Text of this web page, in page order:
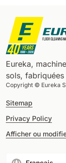
Eureka,
sols, fabriquées
Copyright © Eureka
Sitemap
Privacy Policy
Afficher ou